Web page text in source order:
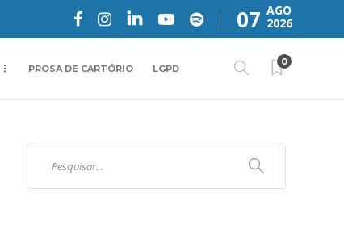
07 AGO
2026
PROSA DE CARTÓRIO LGPD
0